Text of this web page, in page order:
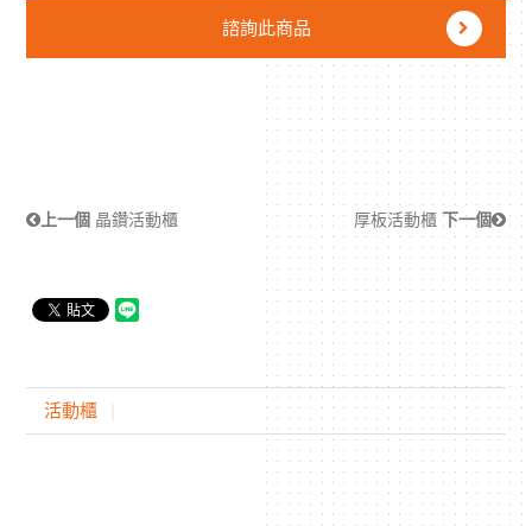
諮詢此商品
上一個 晶鑽活動櫃 厚板活動櫃 下一個
活動櫃